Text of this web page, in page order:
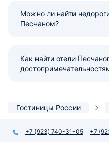
Можно ли найти
Песчаном?
Как найти отели
Гостиницы России
+7 (923) 740-31-05 +7